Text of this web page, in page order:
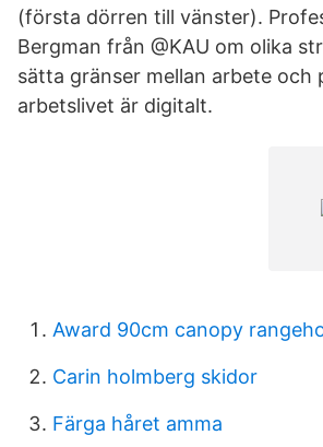
(första dörren till vänster).
Bergman från @KAU om olika
sätta gränser mellan arbete och
arbetslivet är digitalt.
Award 90cm canopy
Carin holmberg skidor
Färga håret amma